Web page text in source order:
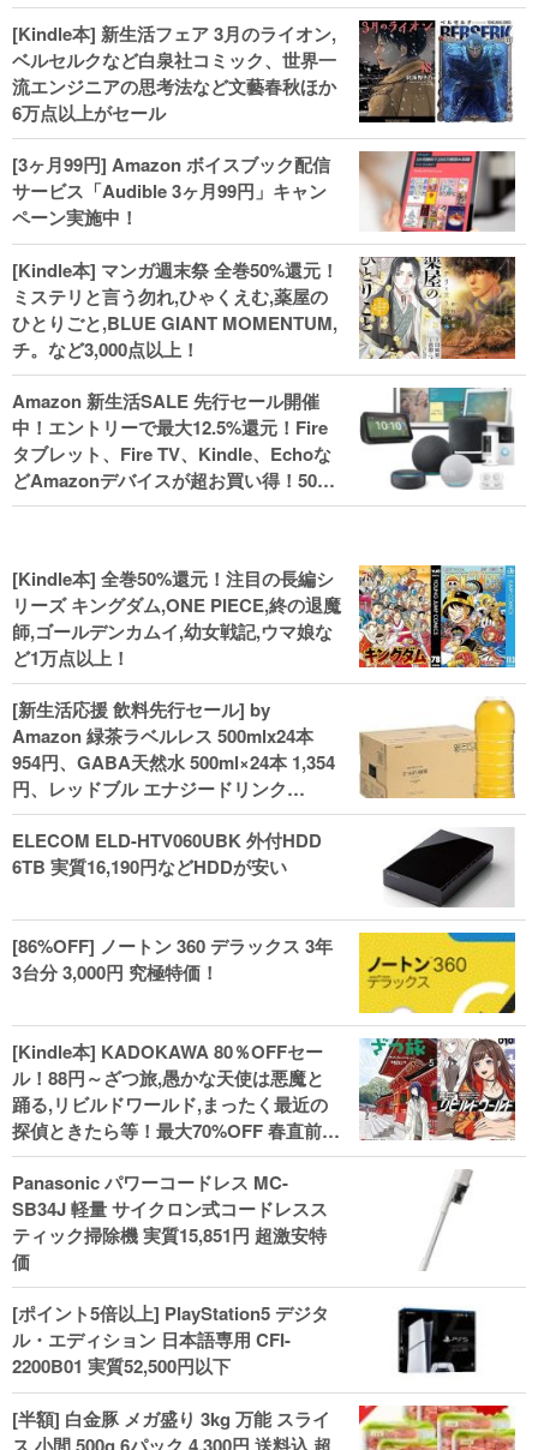
[Kindle本] 新生活フェア 3月のライオン,
ベルセルクなど白泉社コミック、世界一
流エンジニアの思考法など文藝春秋ほか
6万点以上がセール
[3ヶ月99円] Amazon ボイスブック配信
サービス「Audible 3ヶ月99円」キャン
ペーン実施中！
[Kindle本] マンガ週末祭 全巻50%還元！
ミステリと言う勿れ,ひゃくえむ,薬屋の
ひとりごと,BLUE GIANT MOMENTUM,
チ。など3,000点以上！
Amazon 新生活SALE 先行セール開催
中！エントリーで最大12.5%還元！Fire
タブレット、Fire TV、Kindle、Echoな
どAmazonデバイスが超お買い得！50%
還元！Kindle本 新生活フェアなど！
[Kindle本] 全巻50%還元！注目の長編シ
リーズ キングダム,ONE PIECE,終の退魔
師,ゴールデンカムイ,幼女戦記,ウマ娘な
ど1万点以上！
[新生活応援 飲料先行セール] by
Amazon 緑茶ラベルレス 500mlx24本
954円、GABA天然水 500ml×24本 1,354
円、レッドブル エナジードリンク
250mlx24本 3,412円、い･ろ･は･す 2L×8
本 846円など飲料セール
ELECOM ELD-HTV060UBK 外付HDD
6TB 実質16,190円などHDDが安い
[86%OFF] ノートン 360 デラックス 3年
3台分 3,000円 究極特価！
[Kindle本] KADOKAWA 80％OFFセー
ル！88円～ざつ旅,愚かな天使は悪魔と
踊る,リビルドワールド,まったく最近の
探偵ときたら等！最大70%OFF 春直前大
セール開始、実用本・小説などがセー
ル！
Panasonic パワーコードレス MC-
SB34J 軽量 サイクロン式コードレスス
ティック掃除機 実質15,851円 超激安特
価
[ポイント5倍以上] PlayStation5 デジタ
ル・エディション 日本語専用 CFI-
2200B01 実質52,500円以下
[半額] 白金豚 メガ盛り 3kg 万能 スライ